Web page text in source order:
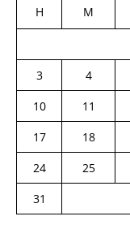
H M
3
4
10
11
17
18
24
25
31